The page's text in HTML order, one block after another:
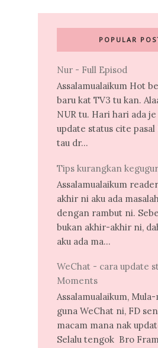
POPULAR
Nur - Full Episod
Assalamualaikum Hot
baru kat TV3 tu kan.
NUR tu. Hari hari ada
update status cite pasal
tau dr...
Tips kurangkan
Assalamualaikum
akhir ni aku ada
dengan rambut ni.
bukan akhir-akhir ni,
aku ada ma...
WeChat - cara update
Moments
Assalamualaikum,
guna WeChat ni, FD
macam mana nak
Selalu tengok Bro